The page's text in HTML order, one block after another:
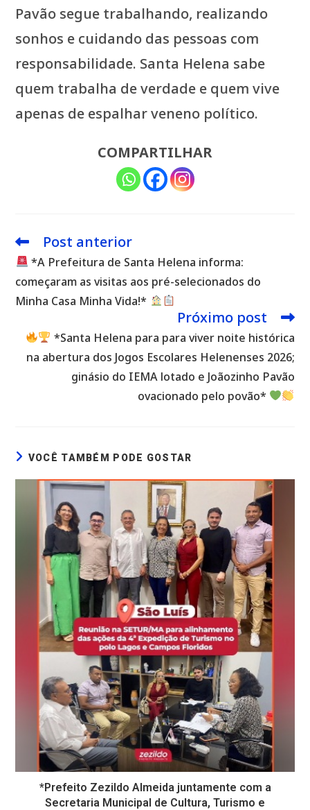
Pavão segue trabalhando, realizando
sonhos e cuidando das pessoas com
responsabilidade. Santa Helena sabe
quem trabalha de verdade e quem vive
apenas de espalhar veneno político.
COMPARTILHAR
Leia
mais
artigos
Post anterior
*A Prefeitura de Santa Helena informa:
começaram as visitas aos pré-selecionados do
Minha Casa Minha Vida!*
Próximo post
*Santa Helena para para viver noite histórica
na abertura dos Jogos Escolares Helenenses 2026;
ginásio do IEMA lotado e Joãozinho Pavão
ovacionado pelo povão*
VOCÊ TAMBÉM PODE GOSTAR
*Prefeito Zezildo Almeida juntamente com a
Secretaria Municipal de Cultura, Turismo e